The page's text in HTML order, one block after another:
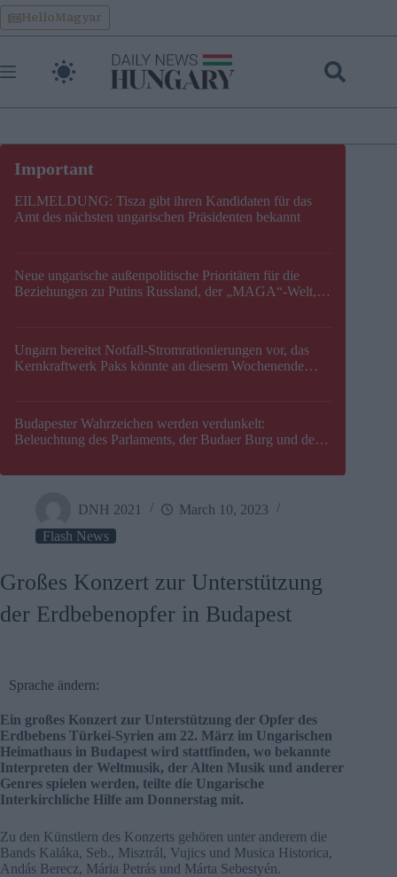
Skip
to
content
HelloMagyar
EILMELDUNG: Tisza gibt ihren Kandidaten für das
Amt des nächsten ungarischen Präsidenten bekannt
Neue ungarische außenpolitische Prioritäten für die
Beziehungen zu Putins Russland, der „MAGA“-Welt,
Ungarn bereitet Notfall-Stromrationierungen vor, das
Kernkraftwerk Paks könnte an diesem Wochenende
Budapester Wahrzeichen werden verdunkelt:
Beleuchtung des Parlaments, der Budaer Burg und der
DNH 2021
March 10, 2023
Flash News
Großes Konzert zur Unterstützung
der Erdbebenopfer in Budapest
Sprache ändern:
Ein großes Konzert zur Unterstützung der Opfer des
Erdbebens Türkei-Syrien am 22. März im Ungarischen
Heimathaus in Budapest wird stattfinden, wo bekannte
Interpreten der Weltmusik, der Alten Musik und anderer
Genres spielen werden, teilte die Ungarische
Interkirchliche Hilfe am Donnerstag mit.
Zu den Künstlern des Konzerts gehören unter anderem die
Bands Kaláka, Seb., Misztrál, Vujics und Musica Historica,
Andás Berecz, Mária Petrás und Márta Sebestyén.